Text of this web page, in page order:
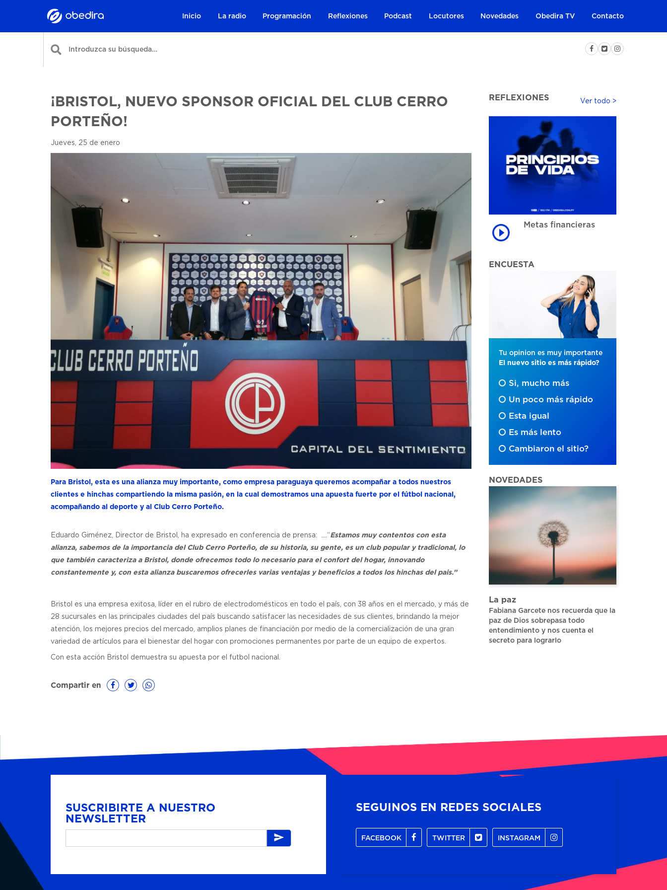
Inicio La radio Programación Reflexiones Podcast Locutores Novedades Obedira TV Contacto
¡BRISTOL, NUEVO SPONSOR OFICIAL DEL CLUB CERRO
PORTEÑO!
Jueves, 25 de enero
Para Bristol, esta es una alianza muy importante, como empresa paraguaya queremos acompañar a todos nuestros
clientes e hinchas compartiendo la misma pasión, en la cual demostramos una apuesta fuerte por el fútbol nacional,
acompañando al deporte y al Club Cerro Porteño.
Eduardo Giménez, Director de Bristol, ha expresado en conferencia de prensa: ….“Estamos muy contentos con esta
alianza, sabemos de la importancia del Club Cerro Porteño, de su historia, su gente, es un club popular y tradicional, lo
que también caracteriza a Bristol, donde ofrecemos todo lo necesario para el confort del hogar, innovando
constantemente y, con esta alianza buscaremos ofrecerles varias ventajas y beneficios a todos los hinchas del pais.”
Bristol es una empresa exitosa, líder en el rubro de electrodomésticos en todo el país, con 38 años en el mercado, y más de
28 sucursales en las principales ciudades del país buscando satisfacer las necesidades de sus clientes, brindando la mejor
atención, los mejores precios del mercado, amplios planes de financiación por medio de la comercialización de una gran
variedad de artículos para el bienestar del hogar con promociones permanentes por parte de un equipo de expertos.
Con esta acción Bristol demuestra su apuesta por el futbol nacional.
Compartir en
REFLEXIONES Ver todo >
Metas financieras
ENCUESTA
Tu opinion es muy importante
El nuevo sitio es más rápido?
Si, mucho más
Un poco más rápido
Esta igual
Es más lento
Cambiaron el sitio?
NOVEDADES
La paz
Fabiana Garcete nos recuerda que la
paz de Dios sobrepasa todo
entendimiento y nos cuenta el
secreto para lograrlo
SUSCRIBIRTE A NUESTRO
NEWSLETTER
SEGUINOS EN REDES SOCIALES
FACEBOOK TWITTER INSTAGRAM